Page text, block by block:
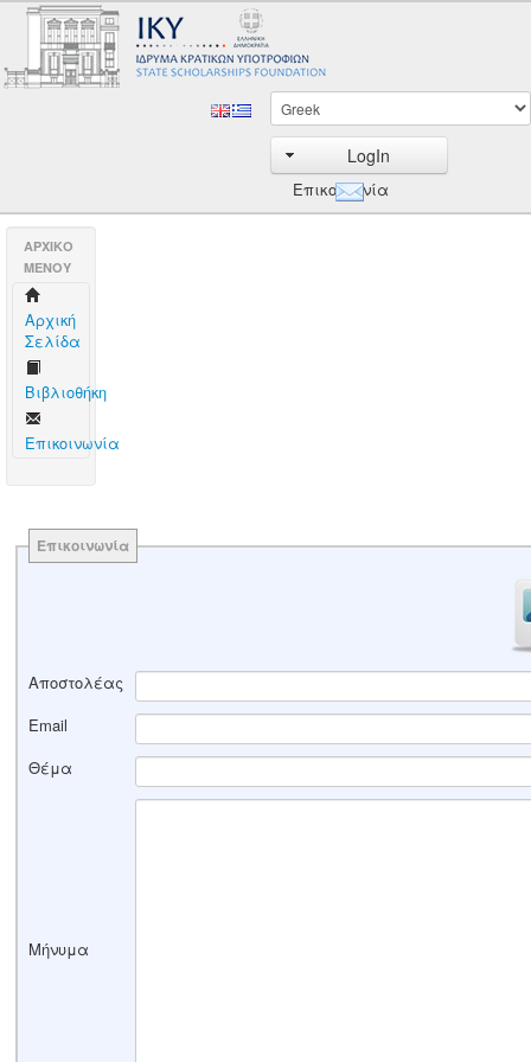
LogIn
Επικοινωνία
AΡΧΙΚΟ
ΜΕΝΟΥ
Aρχική
Σελίδα
Βιβλιοθήκη
Επικοινωνία
Επικοινωνία
Αποστολέας
Email
Θέμα
Μήνυμα